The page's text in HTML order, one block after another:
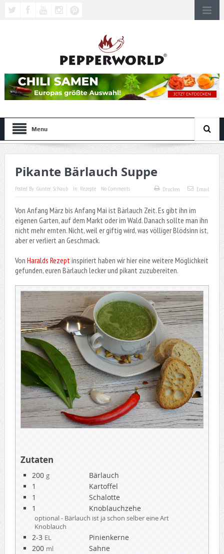
Menu
Pikante Bärlauch Suppe
Posted By: Günter Schaub In: Rezepte No Comments Drucken Email
Von Anfang März bis Anfang Mai ist Bärlauch Zeit. Es gibt ihn im
eigenen Garten, auf dem Markt oder im Wald. Danach sollte man ihn
nicht mehr ernten. Nicht, weil er giftig wird, was völliger Blödsinn ist,
aber er verliert an Geschmack.
Von Haralds Rezeptinspiriert haben wir hier eine weitere Möglichkeit
gefunden, euren Bärlauch lecker und pikant zuzubereiten.
Zutaten
200 g
Bärlauch
1
Kartoffel
1
Schalotte
1
Knoblauchzehe
optional - Bärlauch ist ja schon selber eine Art
Knoblauch
2-3 EL
Pinienkerne
200 ml
Sahne